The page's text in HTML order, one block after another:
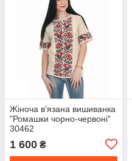
Жіноча в'язана вишиванка
"Ромашки чорно-червоні"
30462
1 600 ₴